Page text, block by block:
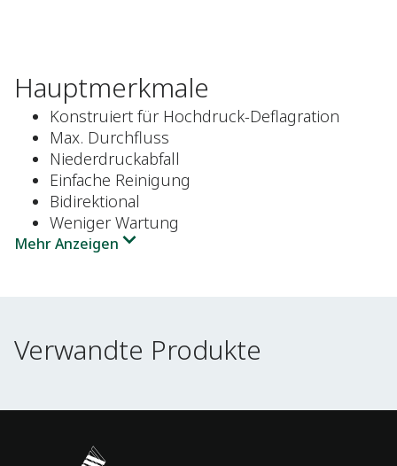
Hauptmerkmale
Konstruiert für Hochdruck-Deflagration
Max. Durchfluss
Niederdruckabfall
Einfache Reinigung
Bidirektional
Weniger Wartung
Mehr Anzeigen
Verwandte Produkte
Verwandte Produkte